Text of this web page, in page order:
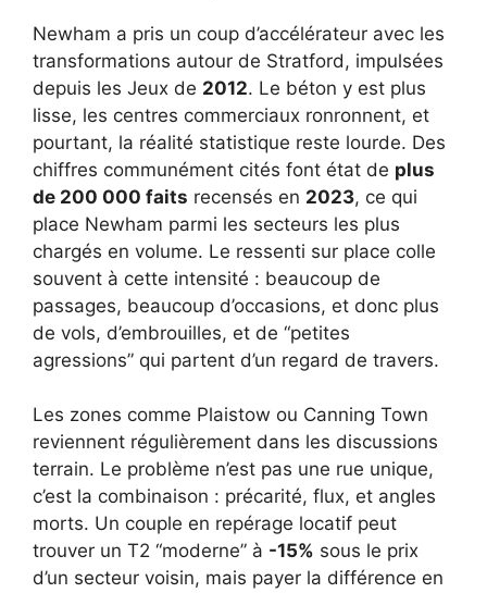
Newham a pris un coup d’accélérateur avec les
transformations autour de Stratford, impulsées
depuis les Jeux de 2012. Le béton y est plus
lisse, les centres commerciaux ronronnent, et
pourtant, la réalité statistique reste lourde. Des
chiffres communément cités font état de plus
de 200 000 faits recensés en 2023, ce qui
place Newham parmi les secteurs les plus
chargés en volume. Le ressenti sur place colle
souvent à cette intensité : beaucoup de
passages, beaucoup d’occasions, et donc plus
de vols, d’embrouilles, et de “petites
agressions” qui partent d’un regard de travers.
Les zones comme Plaistow ou Canning Town
reviennent régulièrement dans les discussions
terrain. Le problème n’est pas une rue unique,
c’est la combinaison : précarité, flux, et angles
morts. Un couple en repérage locatif peut
trouver un T2 “moderne” à -15% sous le prix
d’un secteur voisin, mais payer la différence en